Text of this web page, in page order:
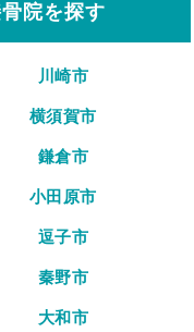
院を探す
川崎市
横須賀市
鎌倉市
小田原市
逗子市
秦野市
大和市